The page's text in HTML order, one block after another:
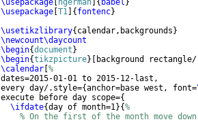
\usepackage ngerman { babel }
\usepackage T1 { fontenc}
\usetikzlibrary{ calendar,backgrounds }
\newcount\daycount
\begin{document }
\begin{tikzpicture}
background
\calendar %
dates=2015-01-01 to 2015-12-last,
every day/.style={anchor=base west, font=
execute before day scope={
\ifdate{day of month=1}{%
% On the first of the month move